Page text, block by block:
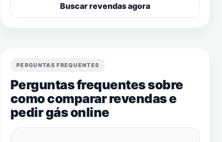
Buscar revendas agora
PERGUNTAS FREQUENTES
Perguntas frequentes sobre
como comparar revendas e
pedir gás online